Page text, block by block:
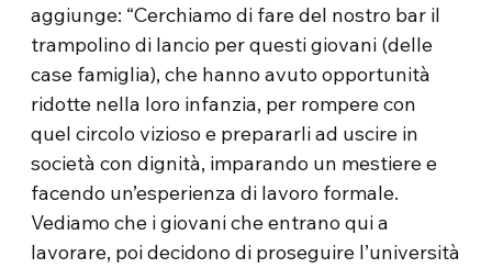
aggiunge: “Cerchiamo di fare del nostro bar il
trampolino di lancio per questi giovani (delle
case famiglia), che hanno avuto opportunità
ridotte nella loro infanzia, per rompere con
quel circolo vizioso e prepararli ad uscire in
società con dignità, imparando un mestiere e
facendo un’esperienza di lavoro formale.
Vediamo che i giovani che entrano qui a
lavorare, poi decidono di proseguire l’università